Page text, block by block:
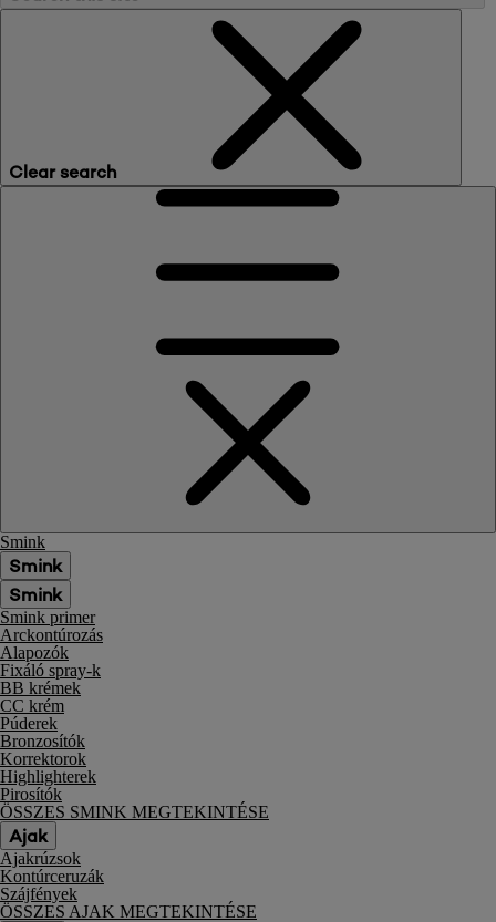
Clear search
Smink
Smink
Smink
Smink primer
Arckontúrozás
Alapozók
Fixáló spray-k
BB krémek
CC krém
Púderek
Bronzosítók
Korrektorok
Highlighterek
Pirosítók
ÖSSZES SMINK MEGTEKINTÉSE
Ajak
Ajakrúzsok
Kontúrceruzák
Szájfények
ÖSSZES AJAK MEGTEKINTÉSE